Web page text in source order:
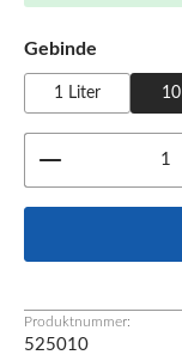
Gebinde
1 Liter
Produkt
Produktnummer:
525010